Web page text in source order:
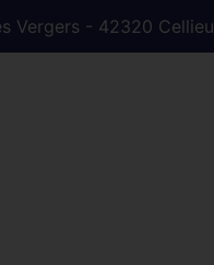
Vergers - 42320 Cellieu